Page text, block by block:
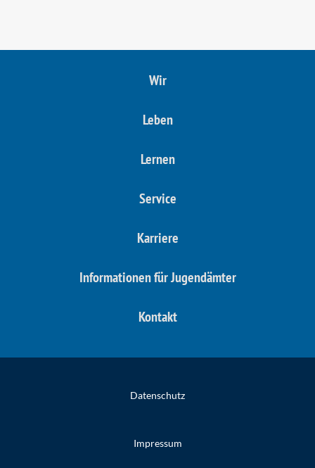
Wir
Leben
Lernen
Service
Karriere
Informationen für Jugendämter
Kontakt
Datenschutz
Impressum